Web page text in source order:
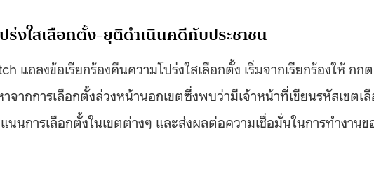
งใสเลือกตั้ง-ยุติดำเนินคดีกับประชาชน
แถลงข้อเรียกร้องคืนความโปร่งใสเลือกตั้ง เริ่มจากเรียกร้องให้ กก
ากการเลือกตั้งล่วงหน้านอกเขตซึ่งพบว่ามีเจ้าหน้าที่เขียนรหัสเขตเ
การเลือกตั้งในเขตต่างๆ และส่งผลต่อความเชื่อมั่นในการทำงานข